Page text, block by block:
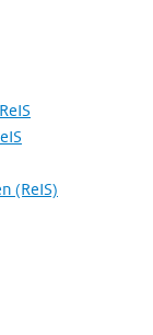
(ReIS)